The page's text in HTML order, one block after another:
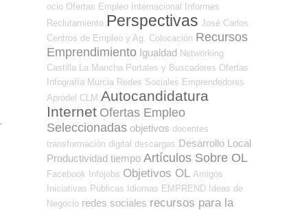
ocio Ofertas Empleo Internacional
Informes
Reclutamiento Perspectivas José Carlos
Centros de Empleo y Ag. Colocación Recursos
Emprendimiento Igualdad Networking
Castilla La Mancha Portales y Buscadores Ofertas
Infografía Murcia Redes Sociales Emprendedores
Aprodel CLM Autocandidatura
Internet Ofertas Empleo
Seleccionadas objetivos docentes
transformación digital descargas Desarrollo Local
Productividad tiempo Artículos Sobre OL
Facebook Infojobs Objetivos OL Amigos
Iniciativas Públicas
Idiomas EMPREND Ideas de
Negocio redes sociales recursos para la